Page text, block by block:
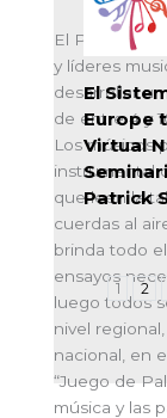
El Programa
y líderes
desarrollar
de entre 4 y
Los músicos
instrumental
que leen la
cuerdas al
brinda todo
ensayos
luego todos
nivel
nacional, en
“Juego de
música y las
El
Europe
Virtual
Patrick
1 2